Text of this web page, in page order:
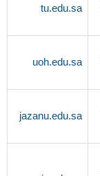
tu.edu.sa
uoh.edu.sa
jazanu.edu.sa